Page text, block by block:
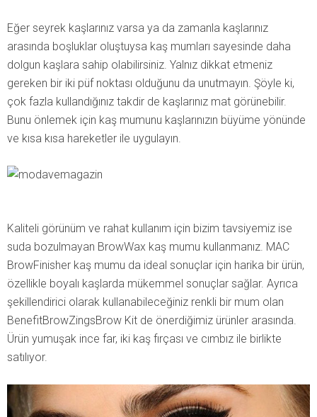
Eğer seyrek kaşlarınız varsa ya da zamanla kaşlarınız
arasında boşluklar oluştuysa kaş mumları sayesinde daha
dolgun kaşlara sahip olabilirsiniz. Yalnız dikkat etmeniz
gereken bir iki püf noktası olduğunu da unutmayın. Şöyle ki,
çok fazla kullandığınız takdir de kaşlarınız mat görünebilir.
Bunu önlemek için kaş mumunu kaşlarınızın büyüme yönünde
ve kısa kısa hareketler ile uygulayın.
Kaliteli görünüm ve rahat kullanım için bizim tavsiyemiz ise
suda bozulmayan BrowWax kaş mumu kullanmanız. MAC
BrowFinisher kaş mumu da ideal sonuçlar için harika bir ürün,
özellikle boyalı kaşlarda mükemmel sonuçlar sağlar. Ayrıca
şekillendirici olarak kullanabileceğiniz renkli bir mum olan
BenefitBrowZingsBrow Kit de önerdiğimiz ürünler arasında.
Ürün yumuşak ince far, iki kaş fırçası ve cımbız ile birlikte
satılıyor.